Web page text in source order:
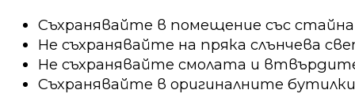
Съхранявайте в помещение със
Не съхранявайте на пряка слънчева
Не съхранявайте смолата и
Съхранявайте в оригиналните